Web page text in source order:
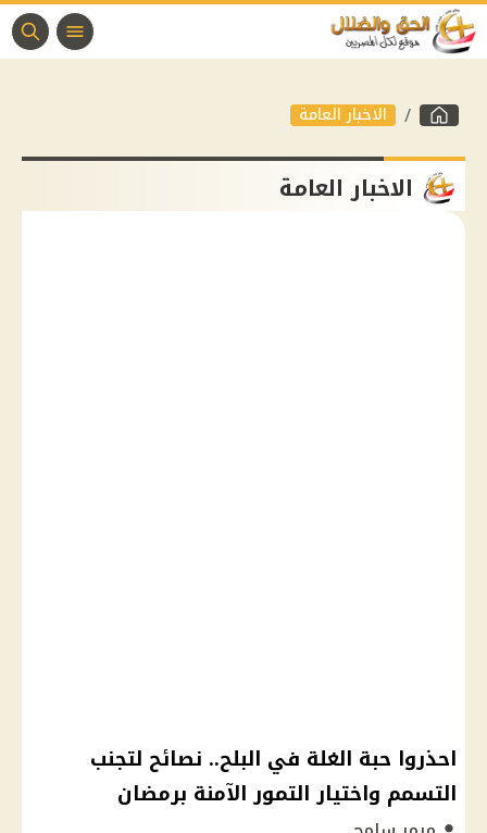
الاخبار العامة
الاخبار العامة
احذروا حبة الغلة في البلح.. نصائح لتجنب
التسمم واختيار التمور الآمنة برمضان